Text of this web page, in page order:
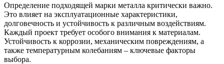
Определение подходящей марки металла критически важно.
Это влияет на эксплуатационные характеристики,
долговечность и устойчивость к различным воздействиям.
Каждый проект требует особого внимания к материалам.
Устойчивость к коррозии, механическим повреждениям, а
также температурным колебаниям – ключевые факторы
выбора.